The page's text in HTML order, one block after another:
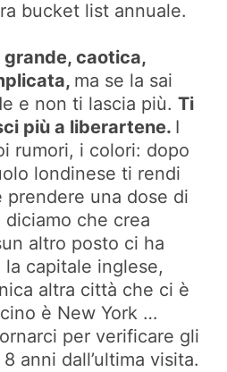
bucket list annuale.
grande, caotica,
ma se la sai
e non ti lascia più.Ti
più a liberartene. I
rumori, i colori: dopo
londinese ti rendi
una dose di
che crea
altro posto ci ha
capitale inglese,
altra città che ci è
è New York …
per verificare gli
anni dall’ultima visita.